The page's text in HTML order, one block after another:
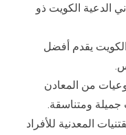
الدعية الكويت ذو
الكويت يقدم أفضل
من المعادن
جميلة ومتناسقة.
المعدنية للأفراد